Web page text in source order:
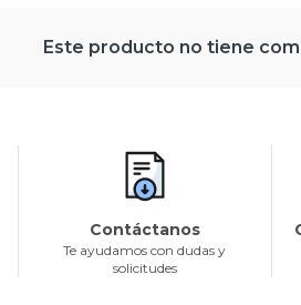
Este producto no tiene
Contáctanos
Te ayudamos con dudas y
solicitudes